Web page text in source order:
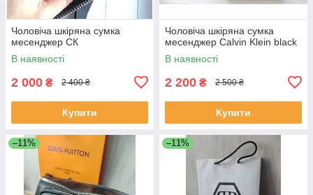
Чоловіча шкіряна сумка
месенджер СК
В наявності
2 000 ₴ 2 400 ₴
Купити
Чоловіча шкіряна сумка
месенджер Cаlvіn Klеіn black
В наявності
2 200 ₴ 2 500 ₴
Купити
–11% –11%